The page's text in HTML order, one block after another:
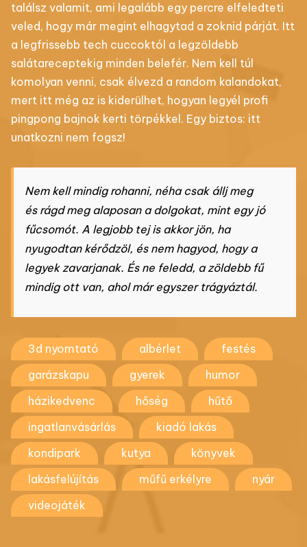
találsz valamit, ami legalább egy percre elfeledteti
veled, hogy már megint elhagytad a zoknid párját. Itt
a legfrissebb tech cuccoktól a legzöldebb
salátareceptekig minden belefér. Nem kell túl
komolyan venni, csak élvezd a random kalandokat,
mert itt még az is kiderülhet, hogyan legyél profi
pingpong bajnok kerti törpékkel. Egy biztos: itt
unatkozni nem fogsz!
Nem kell mindig rohanni, néha csak állj meg
és rágd meg alaposan a dolgokat, mint egy jó
fűcsomót. A legjobb tej is akkor jön, ha
nyugodtan kérődzöl, és nem hagyod, hogy a
legyek zavarjanak. És ne feledd, a zöldebb fű
mindig ott van, ahol már egyszer trágyáztál.
3d nyomtató albérlet
festés
garázskapu
gyerek
humor
házikedvenc
hőség
hűtő
ingatlanvásárlás
kiadó lakás
kondipark
kutya
könyvek
lakásfelújítás
műfű erkélyre
nyár
videojáték